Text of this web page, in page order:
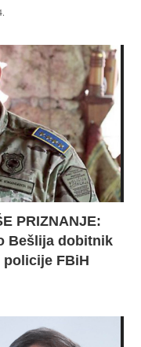
PRIZNANJE:
Bešlija dobitnik
policije FBiH